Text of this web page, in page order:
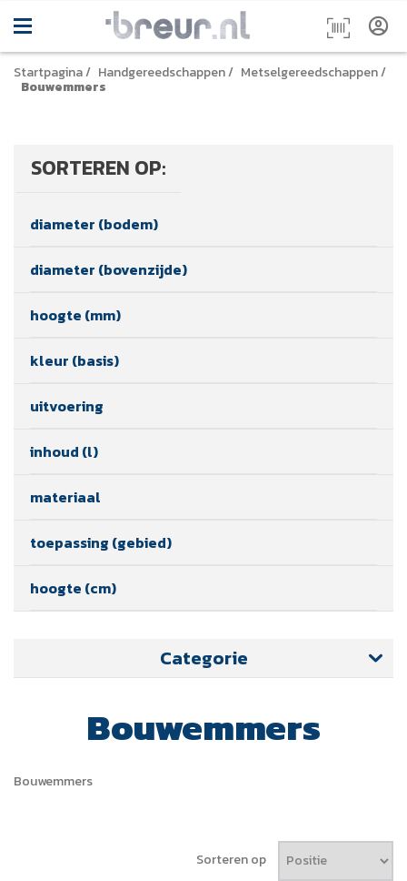
Startpagina/ Handgereedschappen/ Metselgereedschappen/
Bouwemmers
SORTEREN OP:
diameter (bodem)
diameter (bovenzijde)
hoogte (mm)
kleur (basis)
uitvoering
inhoud (l)
materiaal
toepassing (gebied)
hoogte (cm)
Categorie
Bouwemmers
Bouwemmers
Sorteren op